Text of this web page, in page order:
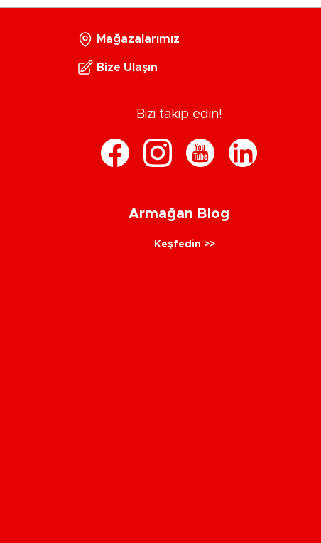
Mağazalarımız
Bize Ulaşın
Bizi takip edin!
Armağan Blog
Keşfedin >>